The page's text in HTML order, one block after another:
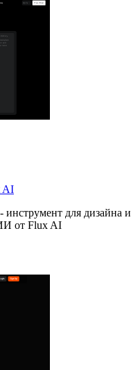
AI
инструмент для дизайна и
от Flux AI